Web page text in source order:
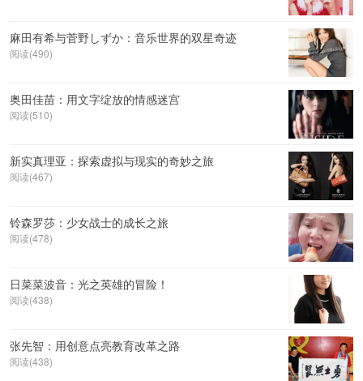
麻田有希与菅野しずか：音乐世界的双星奇迹
阅读(490)
奥田佳苗：用文字绽放的情感迷宫
阅读(510)
新实真理亚：探索虚拟与现实的奇妙之旅
阅读(467)
铃森罗莎：少女战士的成长之旅
阅读(478)
日菜菜波音：光之英雄的冒险！
阅读(438)
张先智：用创意点亮教育改革之路
阅读(438)